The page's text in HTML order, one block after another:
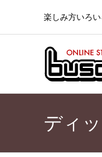
楽しみ方いろ
ディ